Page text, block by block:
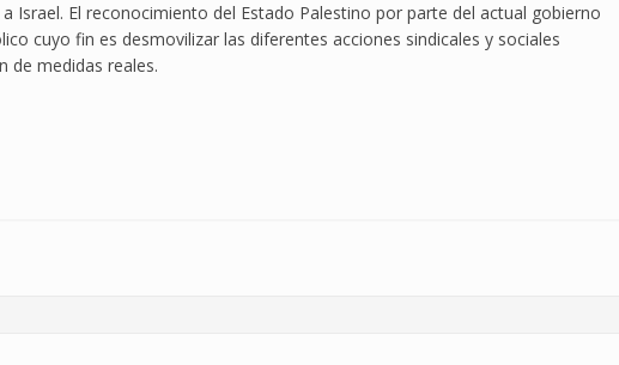
Israel. El reconocimiento del Estado Palestino por parte del actual gobierno
cuyo fin es desmovilizar las diferentes acciones sindicales y sociales
de medidas reales.